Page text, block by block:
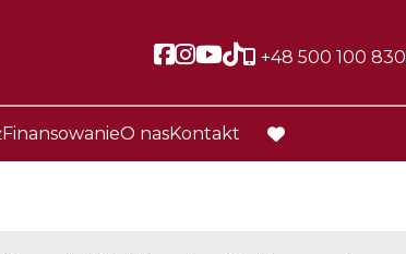
Social link
Social link
Social link
Social link
+48 500 100 830
FinansowanieO nasKontakt
favorite